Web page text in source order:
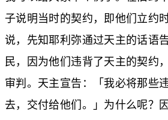
子说明当时的契约，即他们立约
说，先知耶利弥通过天主的话语
民，因为他们违背了天主的契约
审判。天主宣告：「我必将那些
去，交付给他们。」为什么呢？